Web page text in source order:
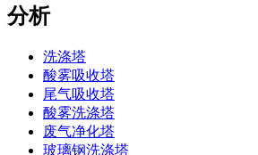
分析
洗涤塔
酸雾吸收塔
尾气吸收塔
酸雾洗涤塔
废气净化塔
玻璃钢洗涤塔